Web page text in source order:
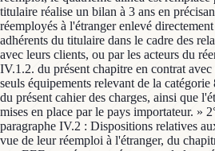
titulaire réalise un bilan à 3 ans en
réemployés à l'étranger enlevé
adhérents du titulaire dans le cadre des
avec leurs clients, ou par les acteurs du
IV.1.2. du présent chapitre en contrat
seuls équipements relevant de la
du présent cahier des charges, ainsi que
mises en place par le pays importateur. »
paragraphe IV.2 : Dispositions relatives
vue de leur réemploi à l'étranger, du